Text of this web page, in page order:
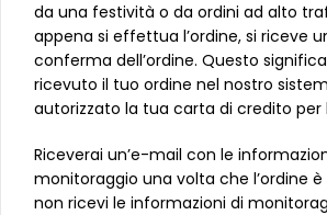
da una festività o da ordini ad alto
appena si effettua l’ordine, si riceve
conferma dell’ordine. Questo
ricevuto il tuo ordine nel nostro
autorizzato la tua carta di credito per
Riceverai un’e-mail con le
monitoraggio una volta che l’ordine
non ricevi le informazioni di